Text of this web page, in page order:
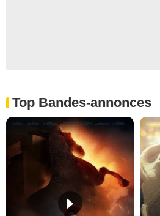
Top Bandes-annonces